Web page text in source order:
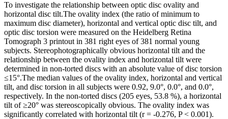
To investigate the relationship between optic disc ovality and
horizontal disc tilt.The ovality index (the ratio of minimum to
maximum disc diameter), horizontal and vertical optic disc tilt, and
optic disc torsion were measured on the Heidelberg Retina
Tomograph 3 printout in 381 right eyes of 381 normal young
subjects. Stereophotographically obvious horizontal tilt and the
relationship between the ovality index and horizontal tilt were
determined in non-torted discs with an absolute value of disc torsion
≤15°.The median values of the ovality index, horizontal and vertical
tilt, and disc torsion in all subjects were 0.92, 9.0°, 0.0°, and 0.0°,
respectively. In the non-torted discs (205 eyes, 53.8 %), a horizontal
tilt of ≥20° was stereoscopically obvious. The ovality index was
significantly correlated with horizontal tilt (r = -0.276, P < 0.001).